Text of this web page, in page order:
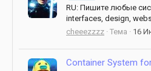
RU: Пишите любые
interfaces, design,
cheeezzzz Тема 16
Container System